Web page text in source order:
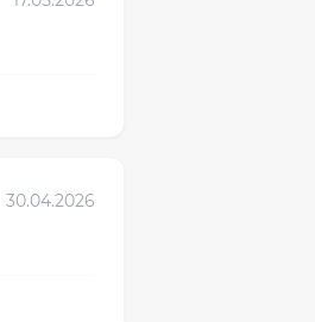
30.04.2026